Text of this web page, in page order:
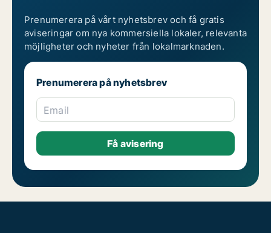
Prenumerera på vårt nyhetsbrev och få gratis
aviseringar om nya kommersiella lokaler, relevanta
möjligheter och nyheter från lokalmarknaden.
Prenumerera på nyhetsbrev
Email